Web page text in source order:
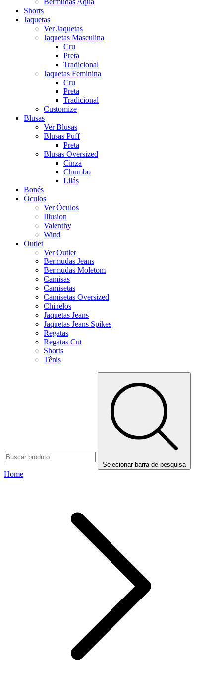
Bermudas Aqua
Shorts
Jaquetas
Ver Jaquetas
Jaquetas Masculina
Cru
Preta
Tradicional
Jaquetas Feminina
Cru
Preta
Tradicional
Customize
Blusas
Ver Blusas
Blusas Puff
Preta
Blusas Oversized
Cinza
Chumbo
Lilás
Bonés
Óculos
Ver Óculos
Illusion
Valenthy
Wind
Outlet
Ver Outlet
Bermudas Jeans
Bermudas Moletom
Camisas
Camisetas
Camisetas Oversized
Chinelos
Jaquetas Jeans
Jaquetas Jeans Spikes
Regatas
Regatas Cut
Shorts
Tênis
Selecionar barra de pesquisa
Home